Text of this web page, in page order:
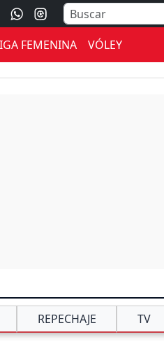
FEMENINA VÓLEY
REPECHAJE TV